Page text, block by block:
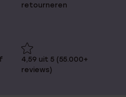
retourneren
4,59 uit 5 (55.000+
reviews)